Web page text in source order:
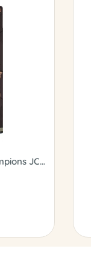
Jessica Jones (Marvel Champions JCE)